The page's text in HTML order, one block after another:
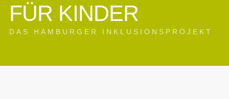
FÜR KINDER
DAS HAMBURGER INKLUSIONSPROJEKT